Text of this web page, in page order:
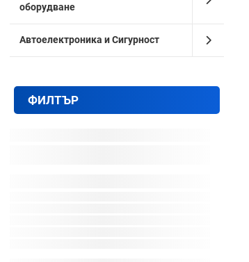
оборудване
Автоелектроника и Сигурност
ФИЛТЪР